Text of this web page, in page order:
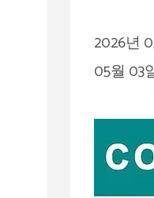
2026년
05월 03